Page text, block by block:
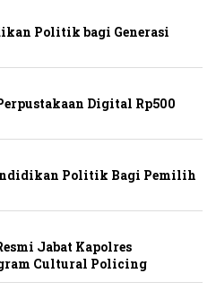
Politik bagi Generasi
Digital Rp500
Politik Bagi Pemilih
Jabat Kapolres
Cultural Policing